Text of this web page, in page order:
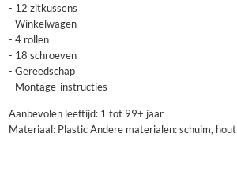
- 12 zitkussens
- Winkelwagen
- 4 rollen
- 18 schroeven
- Gereedschap
- Montage-instructies
Aanbevolen leeftijd: 1 tot 99+ jaar
Materiaal: Plastic Andere materialen: schuim, hout